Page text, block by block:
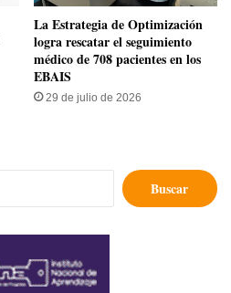
La Estrategia de Optimización
logra rescatar el seguimiento
médico de 708 pacientes en los
EBAIS
29 de julio de 2026
Buscar: